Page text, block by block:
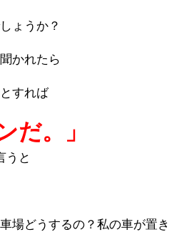
ょうか？
かれたら
すれば
だ。」
うと
場どうするの？私の車が置き